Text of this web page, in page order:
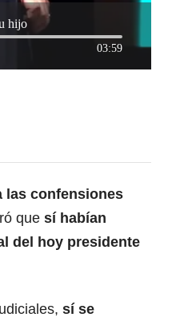
hijo
03:59
las confensiones
que sí habían
del hoy presidente
sí se